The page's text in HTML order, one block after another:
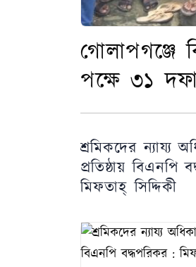
গোলাপগঞ্জে
পক্ষে ৩১
শ্রমিকদের ন্যায্য
প্রতিষ্ঠায় বিএনপি
মিফতাহ্ সিদ্দিকী